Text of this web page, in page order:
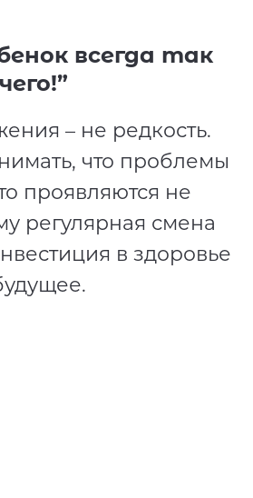
всегда так
– не редкость.
что проблемы
проявляются не
регулярная смена
в здоровье